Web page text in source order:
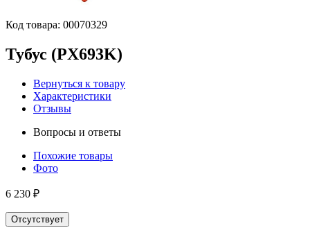
Код товара: 00070329
Тубус (PX693K)
Вернуться к товару
Характеристики
Отзывы
Вопросы и ответы
Похожие товары
Фото
6 230 ₽
Отсутствует